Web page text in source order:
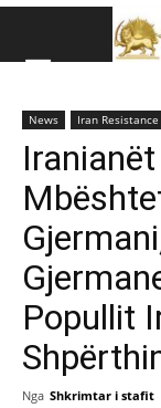
News Iran Resistance
Popullit
Nga Shkrimtar i stafit